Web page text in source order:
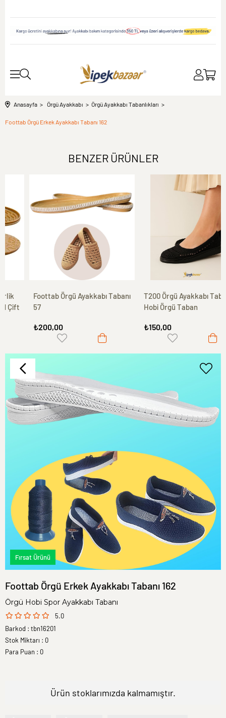
Anasayfa Örgü Ayakkabı Örgü Ayakkabı Tabanlıkları
Foottab Örgü Erkek Ayakkabı Tabanı 162
BENZER ÜRÜNLER
Foottab Örgü Ayakkabı Tabanı
57
₺200,00
T200 Örgü Ayakkabı Tabanı,
Hobi Örgü Taban
₺150,00
Fırsat Ürünü
Foottab Örgü Erkek Ayakkabı Tabanı 162
Örgü Hobi Spor Ayakkabı Tabanı
5.0
Barkod : tbn16201
Stok Miktarı : 0
Para Puan : 0
Ürün stoklarımızda kalmamıştır.